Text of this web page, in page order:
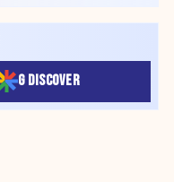
G DISCOVER